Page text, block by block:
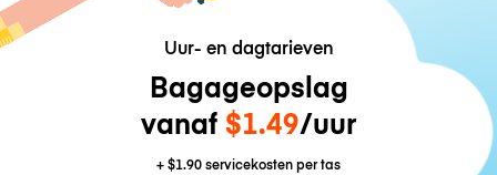
Uur- en dagtarieven
Bagageopslag
vanaf $1.49/uur
+$1.90servicekosten per tas